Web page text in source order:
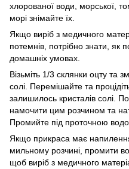
хлорованої води, морської,
морі знімайте їх.
Якщо виріб з медичного
потемнів, потрібно знати, як
домашніх умовах.
Візьміть 1/3 склянки оцту та
солі. Перемішайте та
залишилось кристалів солі.
намочити цим розчином та
Промийте під проточною
Якщо прикраса має
мильному розчині, промити
щоб виріб з медичного